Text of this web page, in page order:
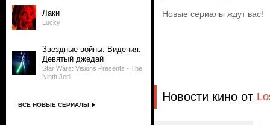
Лаки
Lucky
Звездные войны: Видения.
Девятый джедай
Star Wars: Visions Presents - The
Ninth Jedi
ВСЕ НОВЫЕ СЕРИАЛЫ
Новые сериалы ждут вас!
Новости кино от